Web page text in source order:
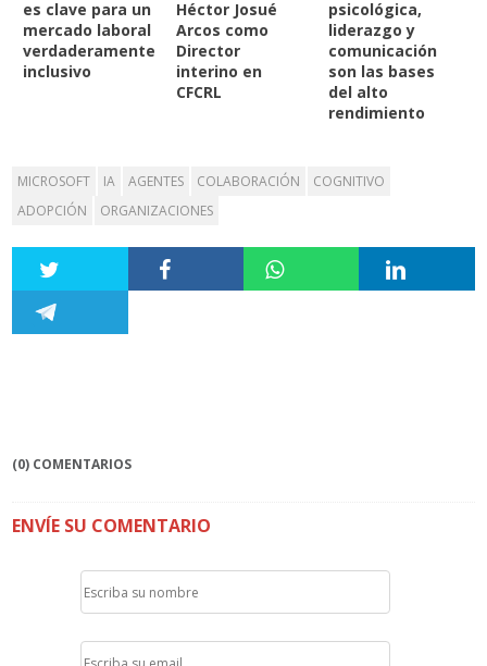
es clave para un
mercado laboral
verdaderamente
inclusivo
Héctor Josué
Arcos como
Director
interino en
CFCRL
psicológica,
liderazgo y
comunicación
son las bases
del alto
rendimiento
MICROSOFT IA AGENTES COLABORACIÓN
COGNITIVO
ADOPCIÓN
ORGANIZACIONES
(0) COMENTARIOS
ENVÍE SU COMENTARIO